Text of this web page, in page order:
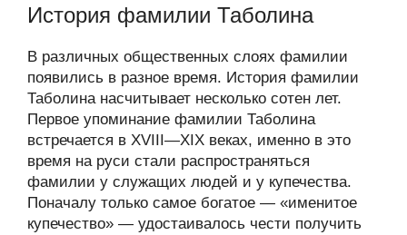
История фамилии Таболина
В различных общественных слоях фамилии
появились в разное время. История фамилии
Таболина насчитывает несколько сотен лет.
Первое упоминание фамилии Таболина
встречается в XVIII—XIX веках, именно в это
время на руси стали распространяться
фамилии у служащих людей и у купечества.
Поначалу только самое богатое — «именитое
купечество» — удостаивалось чести получить